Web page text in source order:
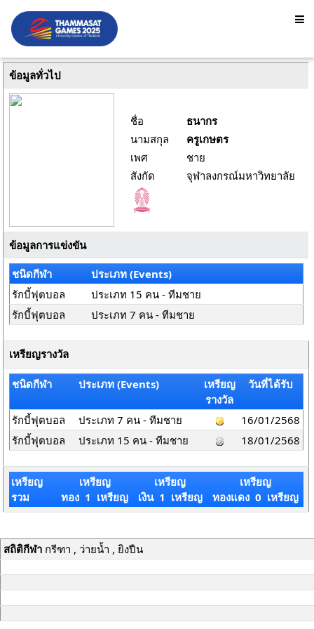
ข้อมูลทั่วไป
ชื่อ
ธนากร
นามสกุล
ครูเกษตร
เพศ
ชาย
สังกัด
จุฬาลงกรณ์มหาวิทยาลัย
ข้อมูลการแข่งขัน
ชนิดกีฬา
ประเภท (Events)
รักบี้ฟุตบอล
ประเภท 15 คน - ทีมชาย
รักบี้ฟุตบอล
ประเภท 7 คน - ทีมชาย
เหรียญรางวัล
ชนิดกีฬา ประเภท (Events)
เหรียญ
รางวัล
วันที่ได้รับ
รักบี้ฟุตบอล ประเภท 7 คน - ทีมชาย
16/01/2568
รักบี้ฟุตบอล
ประเภท 15 คน - ทีมชาย 18/01/2568
เหรียญ
รวม
เหรียญ
ทอง 1 เหรียญ
เหรียญ
เงิน 1 เหรียญ
เหรียญ
ทองแดง 0 เหรียญ
สถิติกีฬากรีฑา , ว่ายน้ำ , ยิงปืน